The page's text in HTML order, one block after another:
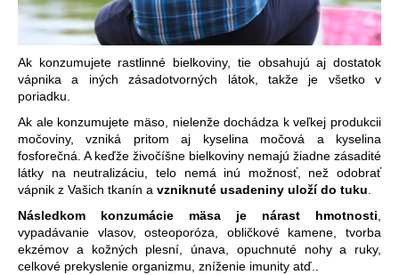
Ak konzumujete rastlinné bielkoviny, tie obsahujú aj dostatok
vápnika a iných zásadotvorných látok, takže je všetko v
poriadku.
Ak ale konzumujete mäso, nielenže dochádza k veľkej produkcii
močoviny, vzniká pritom aj kyselina močová a kyselina
fosforečná. A keďže živočíšne bielkoviny nemajú žiadne zásadité
látky na neutralizáciu, telo nemá inú možnosť, než odobrať
vápnik z Vašich tkanín a vzniknuté usadeniny uloží do tuku
Následkom konzumácie mäsa je
nárast hmotnosti
vypadávanie vlasov, osteoporóza, obličkové kamene, tvorba
ekzémov a kožných plesní, únava, opuchnuté nohy a ruky,
celkové prekyslenie organizmu, zníženie imunity atď..